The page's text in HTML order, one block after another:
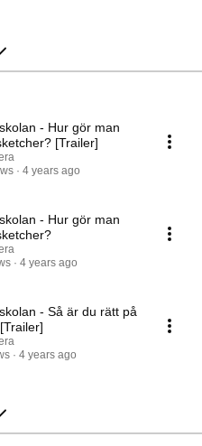
- Hur gör man
[Trailer]
4 years ago
- Hur gör man
4 years ago
- Så är du rätt på
4 years ago